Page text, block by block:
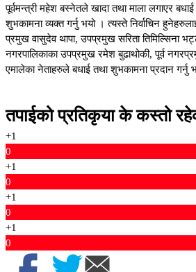
पूर्वमन्त्री महेश बस्नेतले खादा तथा माला लगाएर
शुभकामना व्यक्त गर्नु भयो । त्यस्ते निर्वाचिन
प्रमुख वासुदेव थापा, उपप्रमुख सरिता तिमिल्सिना
नगरपालिकाका उपप्रमुख रमेश बुढाथोकी, पूर्व
एमालेका नेताहरुले बधाई तथा शुभकामना प्रदान गर्नु
तपाईको प्रतिकृया के कस्तो
+1
0
+1
0
+1
0
+1
0